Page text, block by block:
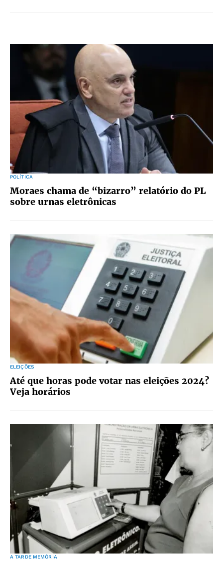
POLÍTICA
Moraes chama de “bizarro” relatório do PL
sobre urnas eletrônicas
ELEIÇÕES
Até que horas pode votar nas eleições 2024?
Veja horários
A TARDE MEMÓRIA